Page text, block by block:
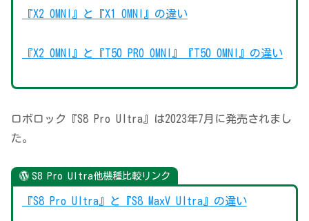
『X2 OMNI』と『X1 OMNI』の違い
『X2 OMNI』と『T50 PRO OMNI』『T50 OMNI』の違い
ロボロック『S8 Pro Ultra』は2023年7月に発売されまし
た。
S8 Pro Ultra他機種比較リンク
『S8 Pro Ultra』と『S8 MaxV Ultra』の違い